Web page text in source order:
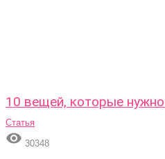
10 вещей, которые
Статья
 30348